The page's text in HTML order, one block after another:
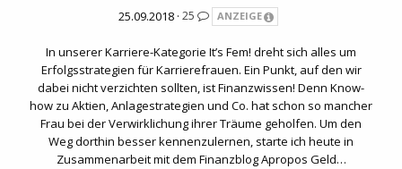
25.09.2018 · 25 ANZEIGE
In unserer Karriere-Kategorie It’s Fem! dreht sich alles um
Erfolgsstrategien für Karrierefrauen. Ein Punkt, auf den wir
dabei nicht verzichten sollten, ist Finanzwissen! Denn Know-
how zu Aktien, Anlagestrategien und Co. hat schon so mancher
Frau bei der Verwirklichung ihrer Träume geholfen. Um den
Weg dorthin besser kennenzulernen, starte ich heute in
Zusammenarbeit mit dem Finanzblog Apropos Geld…